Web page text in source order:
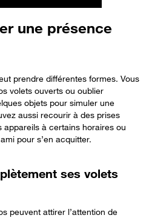
une présence
prendre différentes formes. Vous
volets ouverts ou oublier
objets pour simuler une
aussi recourir à des prises
à certains horaires ou
pour s’en acquitter.
ses volets
peuvent attirer l’attention de